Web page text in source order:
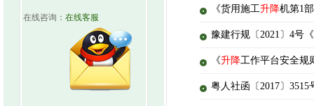
在线咨询： 在线客服
《货用施工升降机第1
豫建行规〔2021〕4号
《升降工作平台安全规
粤人社函〔2017〕